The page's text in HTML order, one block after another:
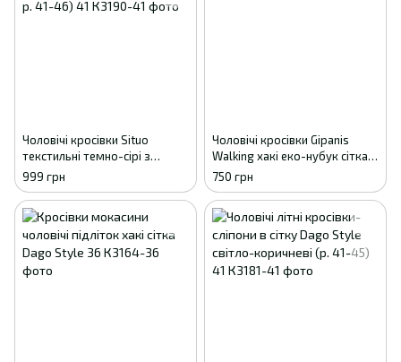
Чоловічі кросівки Situo
текстильні темно-сірі з
амортизацією (весна-осінь, р.
41-46) 41
999 грн
Чоловічі кросівки Gipanis
Walking хакі еко-нубук сітка
(р. 41-45) 41
750 грн